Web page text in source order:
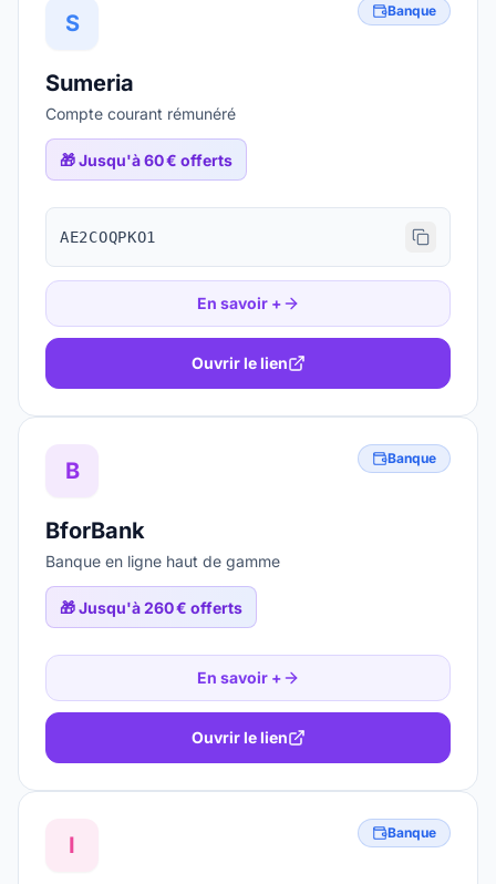
S Banque
Sumeria
Compte courant rémunéré
🎁Jusqu'à 60 € offerts
AE2COQPKO1
En savoir +
Ouvrir le lien
B Banque
BforBank
Banque en ligne haut de gamme
🎁Jusqu'à 260 € offerts
En savoir +
Ouvrir le lien
I Banque